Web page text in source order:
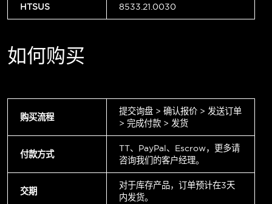
HTSUS 8533.21.0030
如何购买
购买流程
提交询盘 > 确认报价 > 发送订单
> 完成付款 > 发货
付款方式
TT、PayPal、Escrow，更多请
咨询我们的客户经理。
交期
对于库存产品，订单预计在3天
内发货。